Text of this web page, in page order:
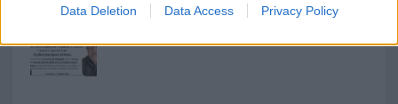
Data Deletion Data Access Privacy Policy
Giovannimaria Cabras